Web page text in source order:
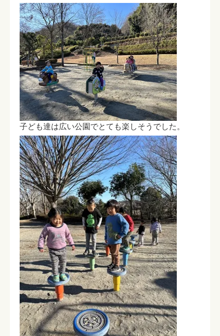
子ども達は広い公園でとても楽しそうでした。